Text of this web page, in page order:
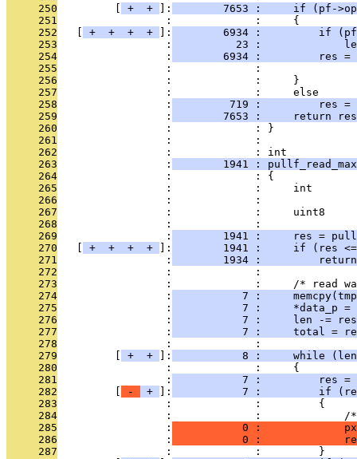
     250
+ + ]:
7653 :     if (pf-
     251
                 :             :     {
     252
+ + + + ]:
6934 :         if
     253
                 :
23 :
     254
                 :
6934 :         res =
     255
:             :
     256
                 :             :     }
     257
                 :             :     else
     258
                 :
719 :         res =
     259
                 :
7653 :     return
     260
                 :             : }
     261
                 :             :
     262
                 :             : int
     263
                 :
1941 :
     264
                 :             : {
     265
:             :     int
     266
:             :
     267
:             :     uint8
     268
                 :             :
     269
                 :
1941 :     res =
     270
+ + + + ]:
1941 :     if (res
     271
                 :
1934 :
     272
                 :             :
     273
:             :     /* read
     274
                 :
7 :
     275
                 :
7 :     *data_p =
     276
                 :
7 :     len -=
     277
                 :
7 :     total =
     278
                 :             :
     279
+ + ]:
8 :     while
     280
                 :             :     {
     281
                 :
7 :         res =
     282
- + ]:
7 :         if
     283
                 :             :         {
     284
:             :
     285
                 :
0 :
     286
                 :
0 :
     287
                 :             :         }